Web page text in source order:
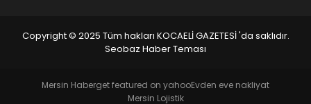
Copyright © 2025 Tüm hakları KOCAELİ GAZETESİ 'da saklıdır.
Seobaz Haber Teması
Mersin Haberget featured on yahooEvden eve nakliyat
Mersin Lojistik